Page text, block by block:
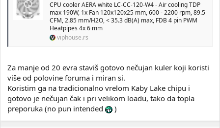
CPU cooler AERA white LC-CC-120-W4 - Air cooling TDP
max 190W, 1x Fan 120x120x25 mm, 600 - 2200 rpm, 89.5
CFM, 2.85 mm/H2O, < 35.3 dB(A) max, FDB 4 pin PWM
Heatpipes 4x 6 mm
viphouse.rs
Za manje od 20 evra staviš gotovo nečujan kuler koji koristi
više od polovine foruma i miran si.
Koristim ga na tradicionalno vrelom Kaby Lake chipu i
gotovo je nečujan čak i pri velikom loadu, tako da topla
preporuka (no pun intended
)